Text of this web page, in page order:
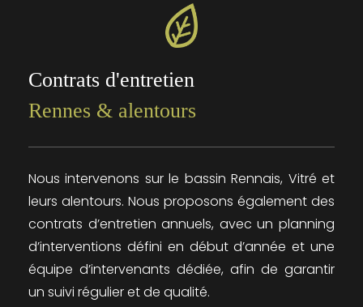
Contrats d'entretien
Rennes & alentours
Nous intervenons sur le bassin Rennais, Vitré et
leurs alentours. Nous proposons également des
contrats d’entretien annuels, avec un planning
d’interventions défini en début d’année et une
équipe d’intervenants dédiée, afin de garantir
un suivi régulier et de qualité.